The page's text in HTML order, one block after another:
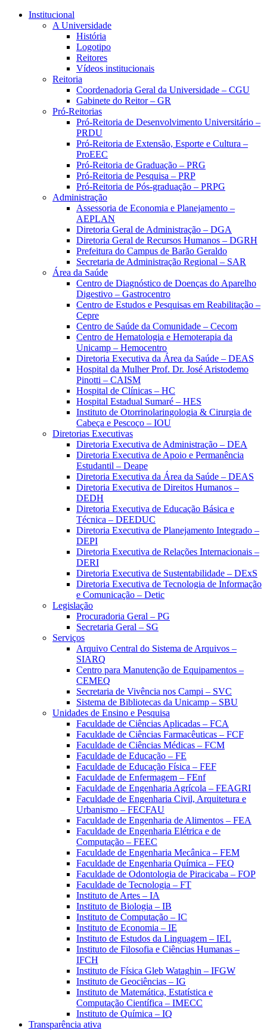
Conteúdo principal
Institucional
A Universidade
História
Logotipo
Reitores
Vídeos institucionais
Reitoria
Coordenadoria Geral da Universidade – CGU
Gabinete do Reitor – GR
Pró-Reitorias
Pró-Reitoria de Desenvolvimento Universitário –
PRDU
Pró-Reitoria de Extensão, Esporte e Cultura –
ProEEC
Pró-Reitoria de Graduação – PRG
Pró-Reitoria de Pesquisa – PRP
Pró-Reitoria de Pós-graduação – PRPG
Administração
Assessoria de Economia e Planejamento –
AEPLAN
Diretoria Geral de Administração – DGA
Diretoria Geral de Recursos Humanos – DGRH
Prefeitura do Campus de Barão Geraldo
Secretaria de Administração Regional – SAR
Área da Saúde
Centro de Diagnóstico de Doenças do Aparelho
Digestivo – Gastrocentro
Centro de Estudos e Pesquisas em Reabilitação –
Cepre
Centro de Saúde da Comunidade – Cecom
Centro de Hematologia e Hemoterapia da
Unicamp – Hemocentro
Diretoria Executiva da Área da Saúde – DEAS
Hospital da Mulher Prof. Dr. José Aristodemo
Pinotti – CAISM
Hospital de Clínicas – HC
Hospital Estadual Sumaré – HES
Instituto de Otorrinolaringologia & Cirurgia de
Cabeça e Pescoço – IOU
Diretorias Executivas
Diretoria Executiva de Administração – DEA
Diretoria Executiva de Apoio e Permanência
Estudantil – Deape
Diretoria Executiva da Área da Saúde – DEAS
Diretoria Executiva de Direitos Humanos –
DEDH
Diretoria Executiva de Educação Básica e
Técnica – DEEDUC
Diretoria Executiva de Planejamento Integrado –
DEPI
Diretoria Executiva de Relações Internacionais –
DERI
Diretoria Executiva de Sustentabilidade – DExS
Diretoria Executiva de Tecnologia de Informação
e Comunicação – Detic
Legislação
Procuradoria Geral – PG
Secretaria Geral – SG
Serviços
Arquivo Central do Sistema de Arquivos –
SIARQ
Centro para Manutenção de Equipamentos –
CEMEQ
Secretaria de Vivência nos Campi – SVC
Sistema de Bibliotecas da Unicamp – SBU
Unidades de Ensino e Pesquisa
Faculdade de Ciências Aplicadas – FCA
Faculdade de Ciências Farmacêuticas – FCF
Faculdade de Ciências Médicas – FCM
Faculdade de Educação – FE
Faculdade de Educação Física – FEF
Faculdade de Enfermagem – FEnf
Faculdade de Engenharia Agrícola – FEAGRI
Faculdade de Engenharia Civil, Arquitetura e
Urbanismo – FECFAU
Faculdade de Engenharia de Alimentos – FEA
Faculdade de Engenharia Elétrica e de
Computação – FEEC
Faculdade de Engenharia Mecânica – FEM
Faculdade de Engenharia Química – FEQ
Faculdade de Odontologia de Piracicaba – FOP
Faculdade de Tecnologia – FT
Instituto de Artes – IA
Instituto de Biologia – IB
Instituto de Computação – IC
Instituto de Economia – IE
Instituto de Estudos da Linguagem – IEL
Instituto de Filosofia e Ciências Humanas –
IFCH
Instituto de Física Gleb Wataghin – IFGW
Instituto de Geociências – IG
Instituto de Matemática, Estatística e
Computação Científica – IMECC
Instituto de Química – IQ
Transparência ativa